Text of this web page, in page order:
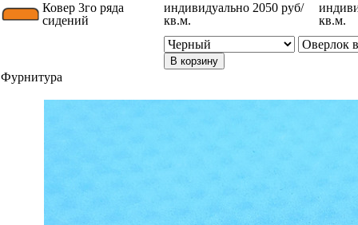
Ковер 3го ряда
сидений
индивидуально 2050 руб/
кв.м.
кв.м.
В корзину
Фурнитура